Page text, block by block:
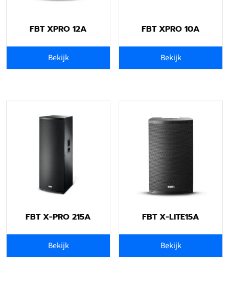
FBT XPRO 12A
Bekijk
FBT XPRO 10A
Bekijk
FBT X-PRO 215A
Bekijk
FBT X-LITE15A
Bekijk